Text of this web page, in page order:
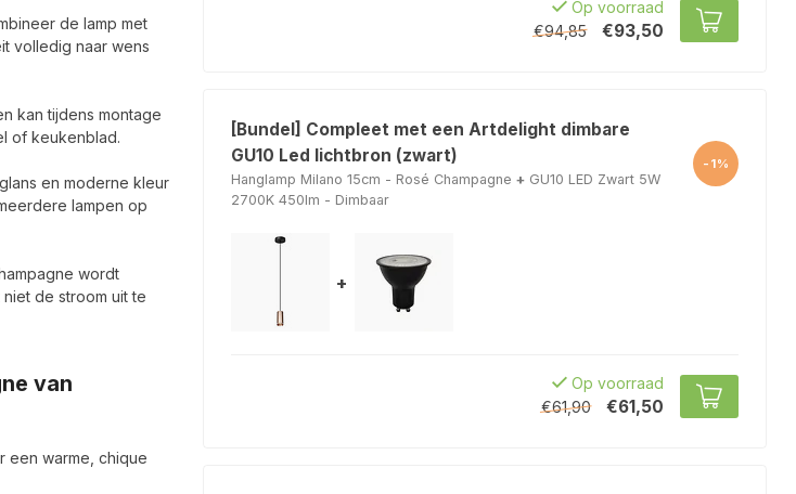
de lamp met
volledig naar wens
kan tijdens montage
of keukenblad.
en moderne kleur
lampen op
wordt
de stroom uit te
van
een warme, chique
Op voorraad
€94,85
€93,50
[Bundel] Compleet met een Artdelight dimbare
GU10 Led lichtbron (zwart)
Hanglamp Milano 15cm - Rosé Champagne + GU10 LED Zwart 5W
2700K 450lm - Dimbaar
-1%
+
Op voorraad
€61,90
€61,50